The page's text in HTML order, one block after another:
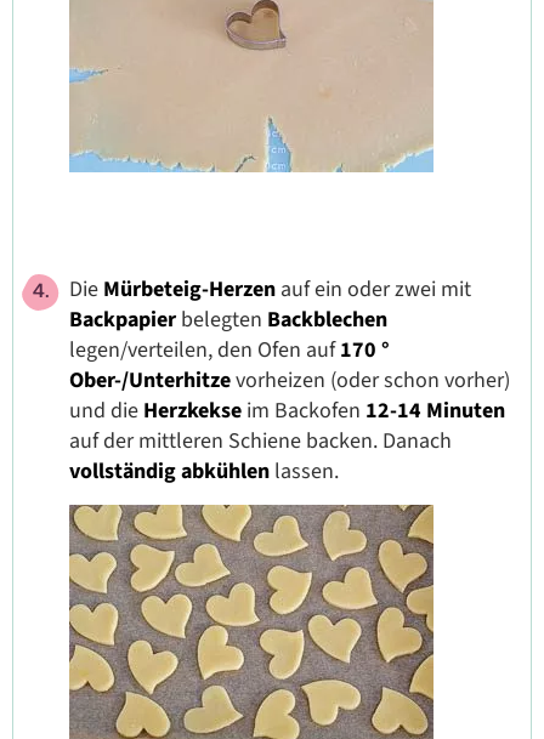
Die Mürbeteig-Herzen auf ein oder zwei mit
Backpapier belegten Backblechen
legen/verteilen, den Ofen auf170 °
Ober-/Unterhitzevorheizen (oder schon vorher)
und die Herzkekse im Backofen 12-14 Minuten
auf der mittleren Schiene backen. Danach
vollständig abkühlen lassen.